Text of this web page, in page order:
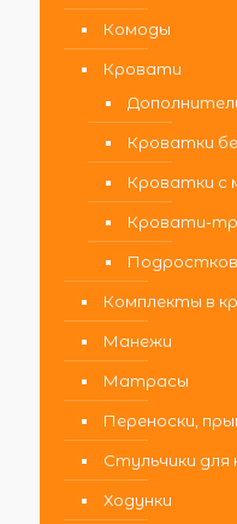
Комоды
Кровати
Кроватки
Кроватки с
Кровати-
Комплекты в
Манежи
Матрасы
Переноски,
Стульчики для
Ходунки